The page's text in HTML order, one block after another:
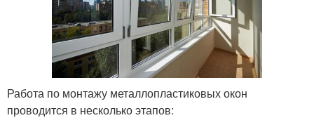
Работа по монтажу металлопластиковых окон
проводится в несколько этапов: